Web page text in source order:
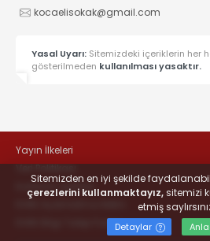
kocaelisokak@gmail.com
Yasal Uyarı: Sitemizdeki içeriklerin her
gösterilmeden kullanılması yasaktır.
Yayın İlkeleri
Veri Politikası
Kullanım Şartları
KVKK Bilgi Talep Formu
Sitemizden en iyi şekilde
çerezlerini kullanmaktayız,sitemizi
etmiş
Detaylar